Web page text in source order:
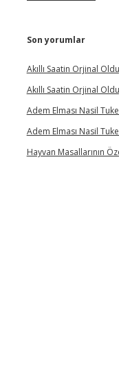
Son yorumlar
Akıllı Saatin Orjinal
Akıllı Saatin Orjinal
Adem Elması Nasil
Adem Elması Nasil
Hayvan Masallarının